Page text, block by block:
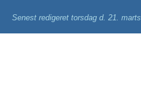
Senest redigeret torsdag d. 21. marts